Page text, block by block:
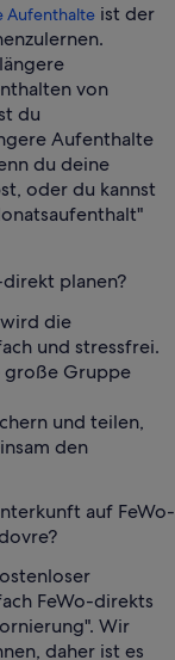
Aufenthalte ist der
von
du
Aufenthalte
du deine
oder du kannst
planen?
die
und stressfrei.
große Gruppe
und teilen,
den
auf FeWo-
FeWo-direkts
Wir
daher ist es